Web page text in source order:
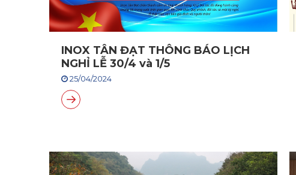
INOX TÂN ĐẠT THÔNG BÁO LỊCH
NGHỈ LỄ 30/4 và 1/5
25/04/2024